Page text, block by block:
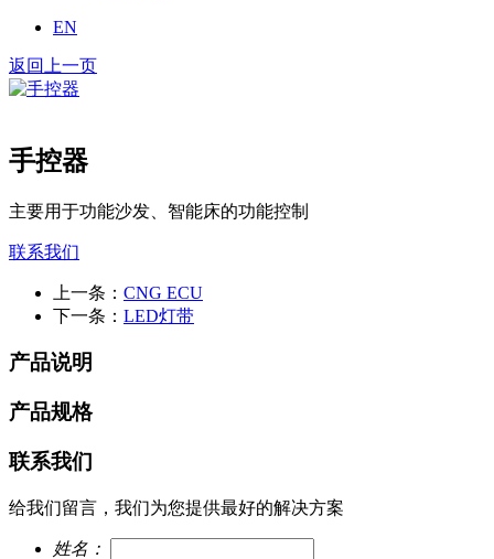
EN
返回上一页
手控器
主要用于功能沙发、智能床的功能控制
联系我们
上一条： CNG ECU
下一条： LED灯带
产品说明
产品规格
联系我们
给我们留言，我们为您提供最好的解决方案
姓名：